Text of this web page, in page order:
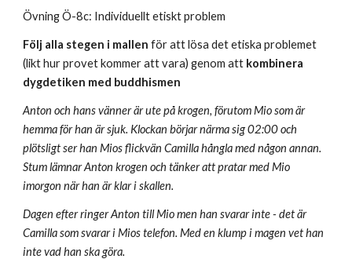
Övning Ö-8c: Individuellt etiskt problem
Följ alla stegen i mallenför att lösa det etiska problemet
(likt hur provet kommer att vara) genom att kombinera
dygdetiken med buddhismen
Anton och hans vänner är ute på krogen, förutom Mio som är
hemma för han är sjuk. Klockan börjar närma sig 02:00 och
plötsligt ser han Mios flickvän Camilla hångla med någon annan.
Stum lämnar Anton krogen och tänker att pratar med Mio
imorgon när han är klar i skallen.
Dagen efter ringer Anton till Mio men han svarar inte - det är
Camilla som svarar i Mios telefon. Med en klump i magen vet han
inte vad han ska göra.